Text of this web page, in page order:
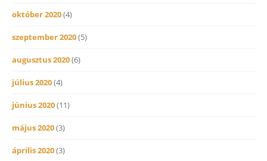
október 2020(4)
szeptember 2020(5)
augusztus 2020(6)
július 2020(4)
június 2020(11)
május 2020(3)
április 2020(3)